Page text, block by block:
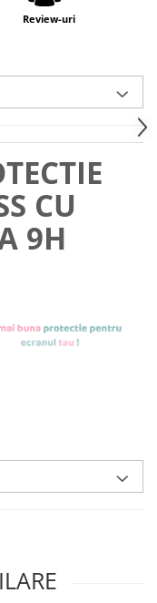
Review-uri
CU
9H
NUeste